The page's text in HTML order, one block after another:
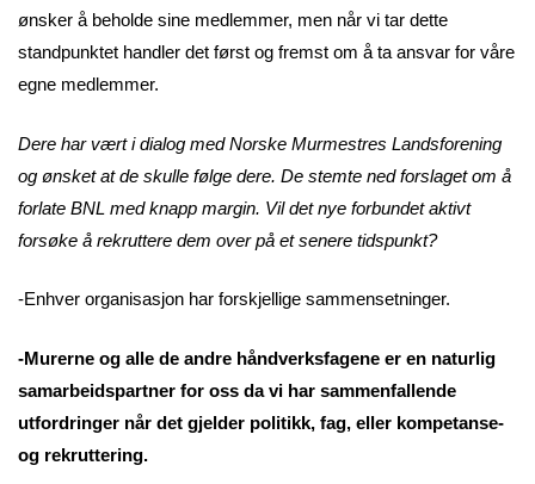
ønsker å beholde sine medlemmer, men når vi tar dette
standpunktet handler det først og fremst om å ta ansvar for våre
egne medlemmer.
Dere har vært i dialog med Norske Murmestres Landsforening
og ønsket at de skulle følge dere. De stemte ned forslaget om å
forlate BNL med knapp margin. Vil det nye forbundet aktivt
forsøke å rekruttere dem over på et senere tidspunkt?
-Enhver organisasjon har forskjellige sammensetninger.
-Murerne og alle de andre håndverksfagene er en naturlig
samarbeidspartner for oss da vi har sammenfallende
utfordringer når det gjelder politikk, fag, eller kompetanse-
og rekruttering.